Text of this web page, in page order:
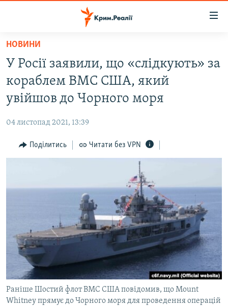
Перейти
основного
матеріалу
Перейти
до
основної
Перейти
до
ВОДА.КРИМ
ВІДЕО ТА ФОТО
БЛОГИ
ПОГЛЯД
ВІДЕОУРОКИ «ELIFBE»
СВІДЧЕННЯ ОКУПАЦІЇ
УКРАЇНСЬКА ПРОБЛЕМА КРИМУ
ІНФОГРАФІКА
ЯК ОБІЙТИ БЛОКУВАННЯ
Русский
Qırımtatar
ДОЛУЧАЙСЯ!
НОВИНИ
У Росії заявили, що «слідкують» за
кораблем ВМС США, який
увійшов до Чорного моря
04 листопад 2021, 13:39
Поділитись Читати без VPN
Раніше Шостий флот ВМС США повідомив, що Mount
Whitney прямує до Чорного моря для проведення операцій